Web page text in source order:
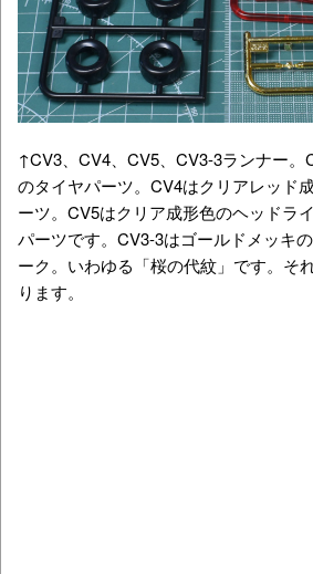
↑CV3、CV4、CV5、CV3-3ランナー。
のタイヤパーツ。CV4はクリアレッド
ーツ。CV5はクリア成形色のヘッドラ
パーツです。CV3-3はゴールドメッキの
ーク。いわゆる 「桜の代紋」です。そ
ります。